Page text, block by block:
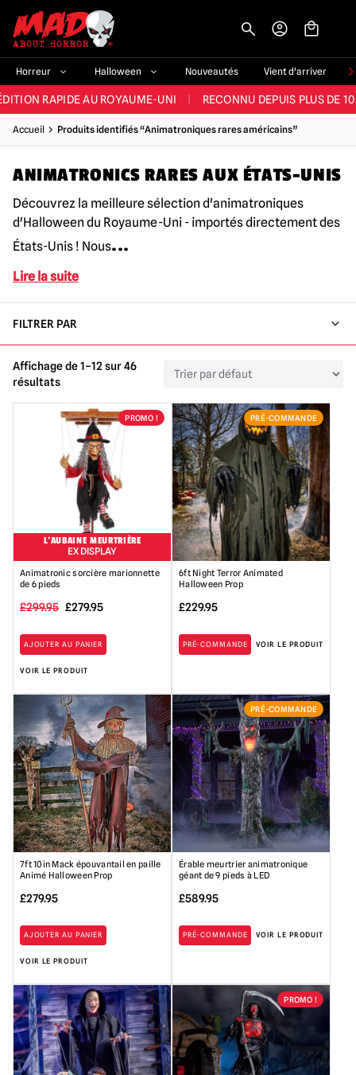
Horreur Halloween Nouveautés Vient d'arriver
ET LA MEILLEURE GAMME DU ROYAUME-UNI PLUS DE 60 000
RAPIDE AU ROYAUME-UNI RECONNU DEPUIS PLUS DE
NOUVEAUX PRODUITS DÉRIVÉS D'HORREUR CHAQUE SEMAINE
ET LA MEILLEURE GAMME DU ROYAUME-UNI PLUS DE 60 000
Accueil Produits identifiés “Animatroniques rares américains”
ANIMATRONICS RARES AUX ÉTATS-UNIS
Découvrez la meilleure sélection d'animatroniques
d'Halloween du Royaume-Uni - importés directement des
États-Unis ! Nous...
Lire la suite
FILTRER PAR
Affichage de 1–12 sur 46
résultats
PROMO !
L'AUBAINE MEURTRIÈRE
EX DISPLAY
Animatronic sorcière marionnette
de 6 pieds
£299.95 Le
initial
était :
299,95
£.
£279.95Le
actuel
:
£279.95.
AJOUTER AU PANIER
VOIR LE PRODUIT
PRÉ-COMMANDE
6ft Night Terror Animated
Halloween Prop
£229.95
PRÉ-COMMANDE VOIR LE PRODUIT
7ft 10in Mack épouvantail en paille
Animé Halloween Prop
£279.95
AJOUTER AU PANIER
VOIR LE PRODUIT
PRÉ-COMMANDE
Érable meurtrier animatronique
géant de 9 pieds à LED
£589.95
PRÉ-COMMANDE VOIR LE PRODUIT
PROMO !